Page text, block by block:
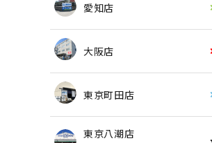
愛知店
大阪店
東京町田店
東京八潮店